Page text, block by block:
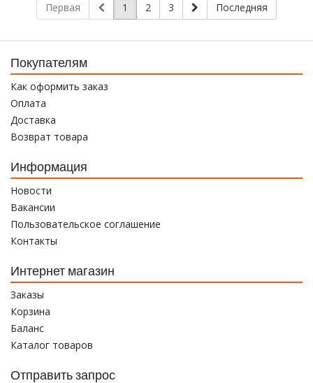
Первая 1 2 3 Последняя
Покупателям
Как оформить заказ
Оплата
Доставка
Возврат товара
Информация
Новости
Вакансии
Пользовательское соглашение
Контакты
Интернет магазин
Заказы
Корзина
Баланс
Каталог товаров
Отправить запрос